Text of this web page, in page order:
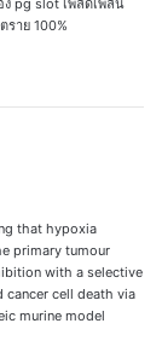
ราย 100%
that hypoxia
primary tumour
with a selective
cancer cell death via
murine model